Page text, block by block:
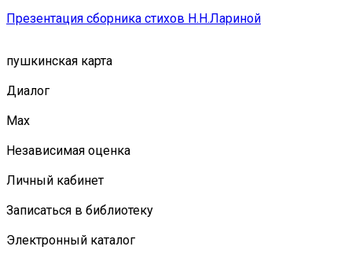
Презентация сборника стихов Н.Н.Лариной
пушкинская карта
Диалог
Мах
Независимая оценка
Личный кабинет
Записаться в библиотеку
Электронный каталог